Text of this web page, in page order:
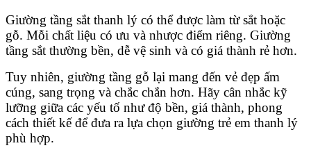
Giường tầng sắt thanh lý có thể được làm từ sắt hoặc
gỗ. Mỗi chất liệu có ưu và nhược điểm riêng. Giường
tầng sắt thường bền, dễ vệ sinh và có giá thành rẻ hơn.
Tuy nhiên, giường tầng gỗ lại mang đến vẻ đẹp ấm
cúng, sang trọng và chắc chắn hơn. Hãy cân nhắc kỹ
lưỡng giữa các yếu tố như độ bền, giá thành, phong
cách thiết kế để đưa ra lựa chọn giường trẻ em thanh lý
phù hợp.